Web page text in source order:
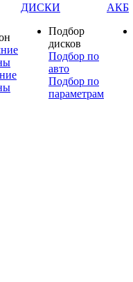
ДИСКИ
Подбор
дисков
Подбор по
авто
Подбор по
параметрам
АКБ